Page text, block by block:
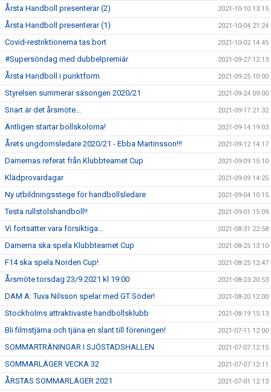
Årsta Handboll presenterar (2) 2021-10-10 13:15
Årsta Handboll presenterar (1) 2021-10-04 21:24
Covid-restriktionerna tas bort 2021-10-02 14:45
#Supersöndag med dubbelpremiär 2021-09-27 12:13
Årsta Handboll i punktform 2021-09-25 10:00
Styrelsen summerar säsongen 2020/21 2021-09-24 09:00
Snart är det årsmöte... 2021-09-17 21:32
Äntligen startar bollskolorna! 2021-09-14 19:03
Årets ungdomsledare 2020/21 - Ebba Martinsson!!! 2021-09-12 14:17
Damernas referat från Klubbteamet Cup 2021-09-09 15:10
Klädprovardagar 2021-09-09 14:25
Ny utbildningsstege för handbollsledare 2021-09-04 10:15
Testa rullstolshandboll!! 2021-09-01 15:09
Vi fortsätter vara försiktiga... 2021-08-31 22:58
Damerna ska spela Klubbteamet Cup 2021-08-25 13:10
F14 ska spela Norden Cup! 2021-08-25 12:47
Årsmöte torsdag 23/9 2021 kl 19:00 2021-08-23 20:53
DAM A: Tuva Nilsson spelar med GT Söder! 2021-08-20 12:00
Stockholms attraktivaste handbollsklubb 2021-08-19 15:13
Bli filmstjärna och tjäna en slant till föreningen! 2021-07-11 12:00
SOMMARTRÄNINGAR I SJÖSTADSHALLEN 2021-07-07 12:15
SOMMARLÄGER VECKA 32 2021-07-07 12:11
ÅRSTAS SOMMARLÄGER 2021 2021-07-01 12:13